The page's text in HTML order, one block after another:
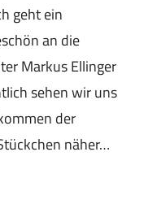
geht ein
an die
Markus Ellinger
sehen wir uns
der
näher…